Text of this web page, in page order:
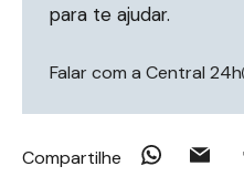
para te ajudar.
Falar com a Central 24h
Compartilhe